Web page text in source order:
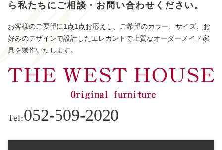
ら 私たちにご相談・お問い合わせください。
お客様のご要望に1点1点お応えし、ご希望のカラー、サイズ、お
好みのデザインで設計したエレガントで上質なオーダーメイド家
具を製作いたします。
Tel:052-509-2020